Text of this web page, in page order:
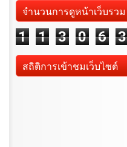
จำนวนการดูหน้าเว็บรวม
1 1 3 0 6 3
สถิติการเข้าชมเว็บไซต์